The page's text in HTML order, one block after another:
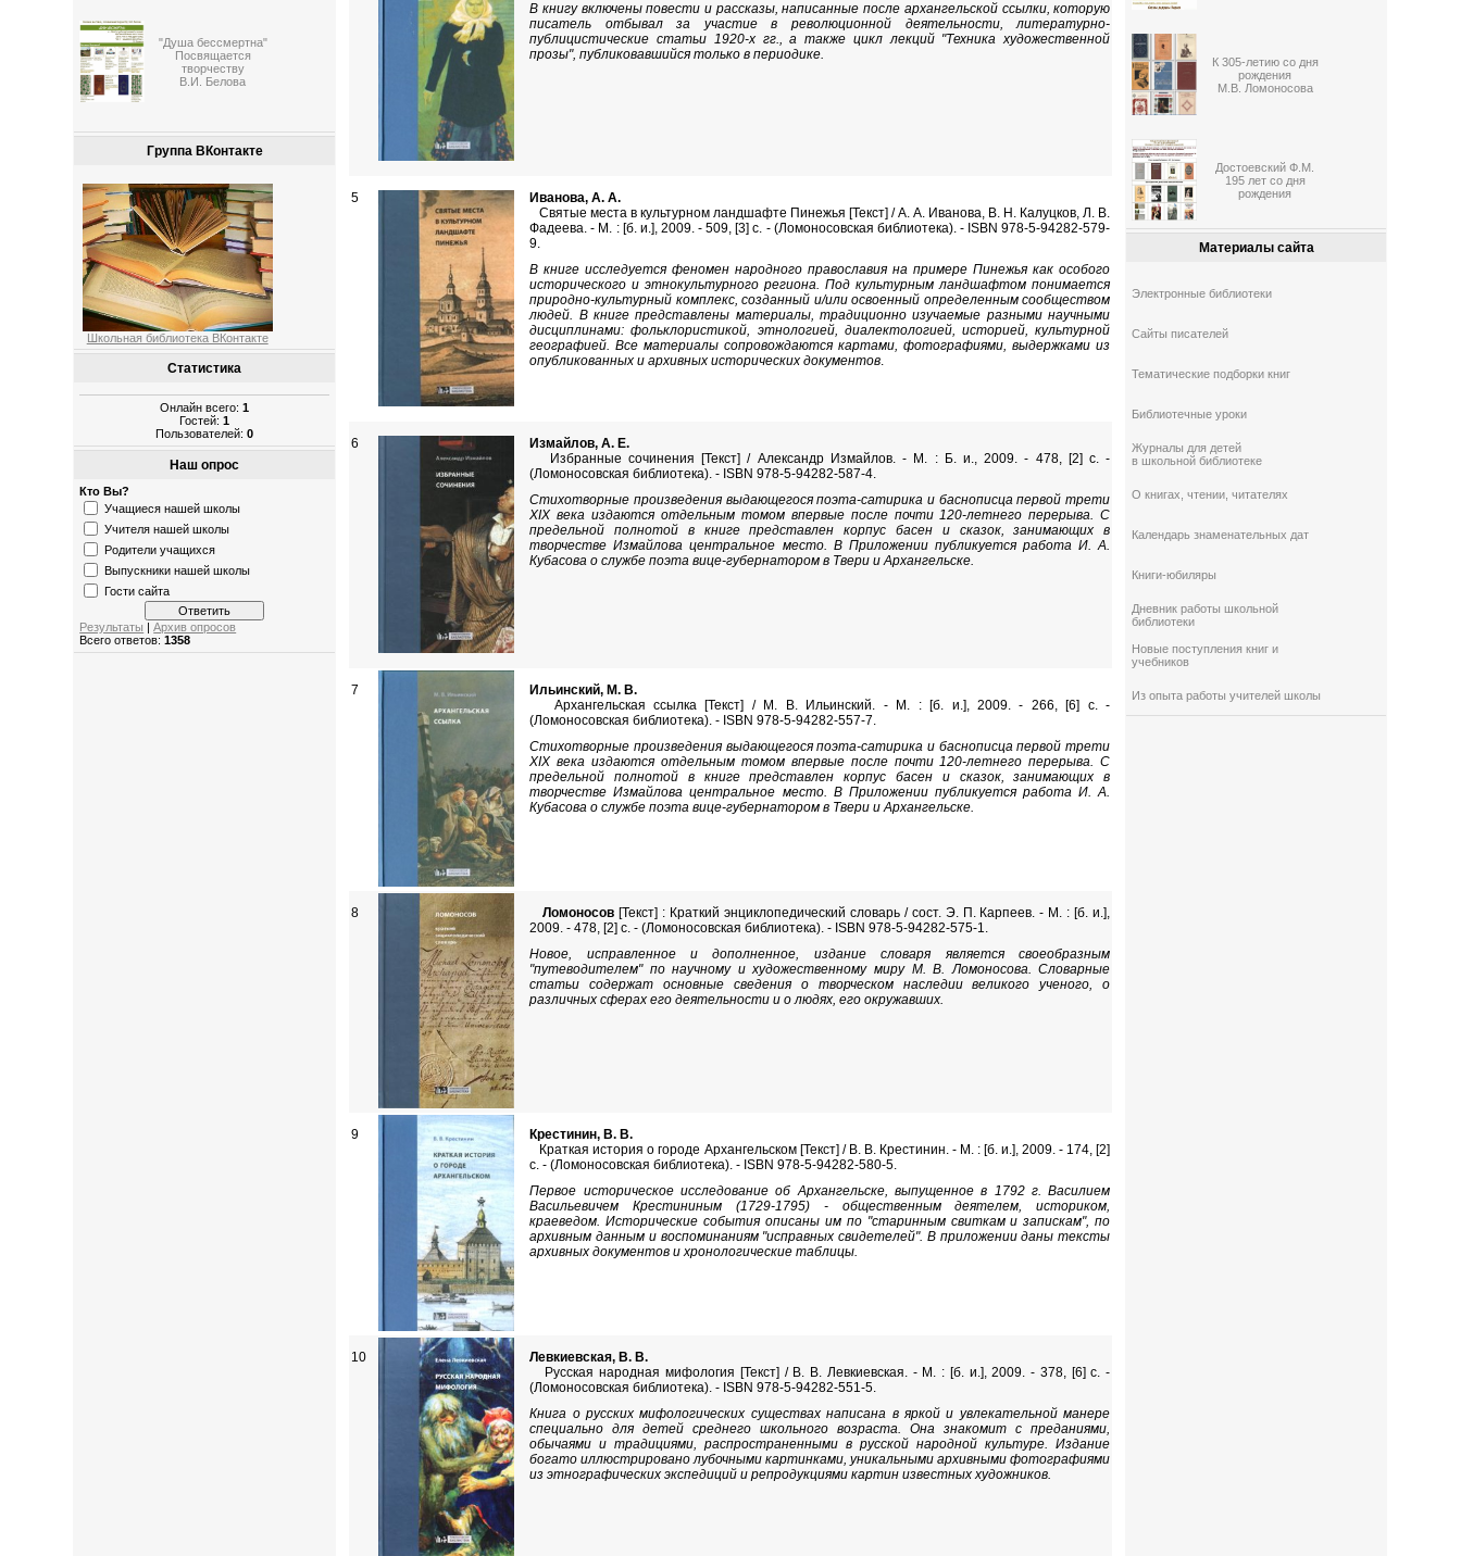
"Душа бессмертна"
Посвящается
творчеству
В.И. Белова
Группа ВКонтакте
Школьная библиотека ВКонтакте
Статистика
Онлайн всего:1
Гостей:1
Пользователей:0
Наш опрос
Кто Вы?
Учащиеся нашей школы
Учителя нашей школы
Родители учащихся
Выпускники нашей школы
Гости сайта
Результаты |Архив опросов
Всего ответов:1358
В книгу включены повести и рассказы, написанные после архангельской ссылки, которую
писатель отбывал за участие в революционной деятельности, литературно-
публицистические статьи 1920-х гг., а также цикл лекций "Техника художественной
прозы", публиковавшийся только в периодике.
5
Иванова, А. А.
Святые места в культурном ландшафте Пинежья [Текст] / А. А. Иванова, В. Н. Калуцков, Л. В.
Фадеева. - М. : [б. и.], 2009. - 509, [3] с. - (Ломоносовская библиотека). - ISBN 978-5-94282-579-
9.
В книге исследуется феномен народного православия на примере Пинежья как особого
исторического и этнокультурного региона. Под культурным ландшафтом понимается
природно-культурный комплекс, созданный и/или освоенный определенным сообществом
людей. В книге представлены материалы, традиционно изучаемые разными научными
дисциплинами: фольклористикой, этнологией, диалектологией, историей, культурной
географией. Все материалы сопровождаются картами, фотографиями, выдержками из
опубликованных и архивных исторических документов.
6
Измайлов, А. Е.
Избранные сочинения [Текст] / Александр Измайлов. - М. : Б. и., 2009. - 478, [2] с. -
(Ломоносовская библиотека). - ISBN 978-5-94282-587-4.
Стихотворные произведения выдающегося поэта-сатирика и баснописца первой трети
XIX века издаются отдельным томом впервые после почти 120-летнего перерыва. С
предельной полнотой в книге представлен корпус басен и сказок, занимающих в
творчестве Измайлова центральное место. В Приложении публикуется работа И. А.
Кубасова о службе поэта вице-губернатором в Твери иАрхангельске.
7
Ильинский, М. В.
Архангельская ссылка [Текст] / М. В. Ильинский. - М. : [б. и.], 2009. - 266, [6] с. -
(Ломоносовская библиотека). - ISBN 978-5-94282-557-7.
Стихотворные произведения выдающегося поэта-сатирика и баснописца первой трети
XIX века издаются отдельным томом впервые после почти 120-летнего перерыва. С
предельной полнотой в книге представлен корпус басен и сказок, занимающих в
творчестве Измайлова центральное место. В Приложении публикуется работа И. А.
Кубасова о службе поэта вице-губернатором в Твери и Архангельске.
8 Ломоносов [Текст] : Краткий энциклопедический словарь / сост. Э. П. Карпеев. - М. : [б. и.],
2009. - 478, [2] с. - (Ломоносовская библиотека). - ISBN 978-5-94282-575-1.
Новое, исправленное и дополненное, издание словаря является своеобразным
"путеводителем" по научному и художественному миру М. В. Ломоносова. Словарные
статьи содержат основные сведения о творческом наследии великого ученого, о
различных сферах его деятельности и о людях, его окружавших.
9
Крестинин, В. В.
Краткая история о городе Архангельском [Текст] / В. В. Крестинин. - М. : [б. и.], 2009. - 174, [2]
с. - (Ломоносовская библиотека). - ISBN 978-5-94282-580-5.
Первое историческое исследование об Архангельске, выпущенное в 1792 г. Василием
Васильевичем Крестининым (1729-1795) - общественным деятелем, историком,
краеведом. Исторические события описаны им по "старинным свиткам и запискам", по
архивным данным и воспоминаниям "исправных свидетелей". В приложении даны тексты
архивных документов и хронологические таблицы.
10
Левкиевская, В. В.
Русская народная мифология [Текст] / В. В. Левкиевская. - М. : [б. и.], 2009. - 378, [6] с. -
(Ломоносовская библиотека). - ISBN 978-5-94282-551-5.
Книга о русских мифологических существах написана в яркой и увлекательной манере
специально для детей среднего школьного возраста. Она знакомит с преданиями,
обычаями и традициями, распространенными в русской народной культуре. Издание
богато иллюстрировано лубочными картинками, уникальными архивными фотографиями
из этнографических экспедиций и репродукциями картин известных художников.
К 305-летию со дня
рождения
М.В. Ломоносова
Достоевский Ф.М.
195 лет со дня
рождения
Материалы сайта
Электронные библиотеки
Сайты писателей
Тематические подборки книг
Библиотечные уроки
Журналы для детей
в школьной библиотеке
О книгах, чтении, читателях
Календарь знаменательных дат
Книги-юбиляры
Дневник работы школьной
библиотеки
Новые поступления книг и
учебников
Из опыта работы учителей школы